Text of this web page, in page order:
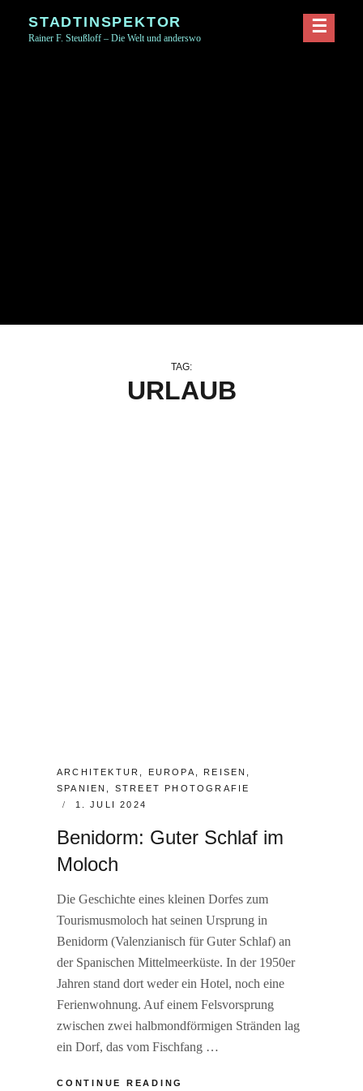
STADTINSPEKTOR
Rainer F. Steußloff – Die Welt und anderswo
TAG:
URLAUB
CATEGORIES:
ARCHITEKTUR EUROPA REISEN
SPANIEN
STREET PHOTOGRAFIE
POSTED
1. JULI 2024
Benidorm: Guter Schlaf im
Moloch
Die Geschichte eines kleinen Dorfes zum
Tourismusmoloch hat seinen Ursprung in
Benidorm (Valenzianisch für Guter Schlaf) an
der Spanischen Mittelmeerküste. In der 1950er
Jahren stand dort weder ein Hotel, noch eine
Ferienwohnung. Auf einem Felsvorsprung
zwischen zwei halbmondförmigen Stränden lag
ein Dorf, das vom Fischfang …
CONTINUE READING